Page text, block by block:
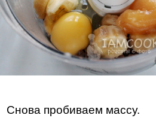
Снова пробиваем массу.